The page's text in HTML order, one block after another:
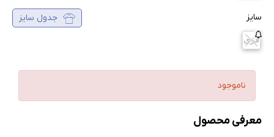
سایز جدول سایز
فری
ناموجود
معرفی محصول